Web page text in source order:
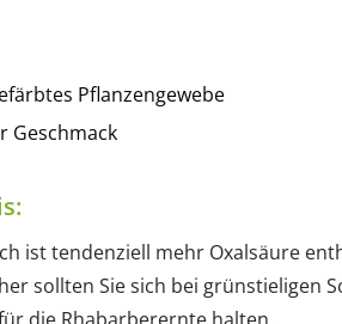
Pflanzengewebe
Geschmack
ist tendenziell mehr Oxalsäure
sollten Sie sich bei grünstieligen